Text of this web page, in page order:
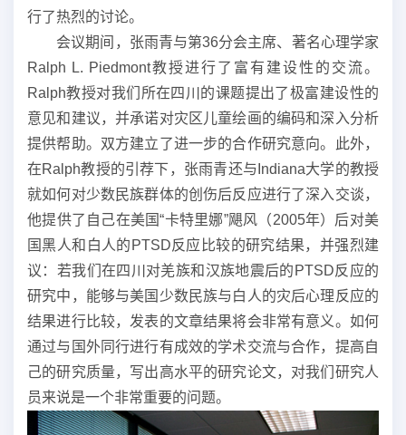
行了热烈的讨论。
会议期间，张雨青与第36分会主席、著名心理学家
Ralph L. Piedmont教授进行了富有建设性的交流。
Ralph教授对我们所在四川的课题提出了极富建设性的
意见和建议，并承诺对灾区儿童绘画的编码和深入分析
提供帮助。双方建立了进一步的合作研究意向。此外，
在Ralph教授的引荐下，张雨青还与Indiana大学的教授
就如何对少数民族群体的创伤后反应进行了深入交谈，
他提供了自己在美国“卡特里娜”飓风（2005年）后对美
国黑人和白人的PTSD反应比较的研究结果，并强烈建
议：若我们在四川对羌族和汉族地震后的PTSD反应的
研究中，能够与美国少数民族与白人的灾后心理反应的
结果进行比较，发表的文章结果将会非常有意义。如何
通过与国外同行进行有成效的学术交流与合作，提高自
己的研究质量，写出高水平的研究论文，对我们研究人
员来说是一个非常重要的问题。